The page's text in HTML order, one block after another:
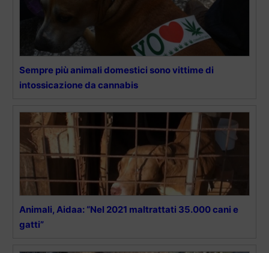
Sempre più animali domestici sono vittime di
intossicazione da cannabis
Animali, Aidaa: “Nel 2021 maltrattati 35.000 cani e
gatti”